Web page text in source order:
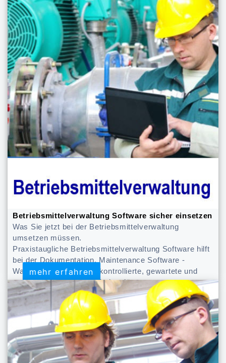
Betriebsmittelverwaltung Software sicher einsetzen
Was Sie jetzt bei der Betriebsmittelverwaltung
umsetzen müssen.
Praxistaugliche Betriebsmittelverwaltung Software hilft
bei der Dokumentation. Maintenance Software -
Wartung, Kontrolle. Gut kontrollierte, gewartete und
gepflegte Betriebsmittel halten länger.
mehr erfahren
mehr erfahren